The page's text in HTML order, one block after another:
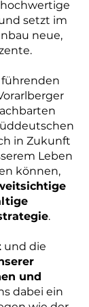
setzt im
neue,
führenden
in Zukunft
Leben
können,
.
und die
und
dabei ein